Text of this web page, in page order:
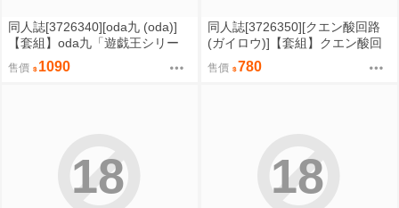
同人誌[3726340][oda九 (oda)]
【套組】oda九「遊戯王シリー
ズ」セット (遊戲王)
售價 1090
同人誌[3726350][クエン酸回路
(ガイロウ)]【套組】クエン酸回
路「ブルアカ本」セット (蔚藍檔
案)
售價 780
18 18